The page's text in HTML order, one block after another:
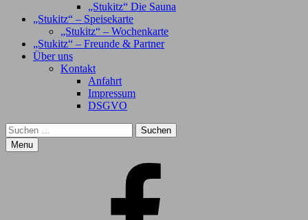
„Stukitz“ Die Sauna
„Stukitz“ – Speisekarte
„Stukitz“ – Wochenkarte
„Stukitz“ – Freunde & Partner
Über uns
Kontakt
Anfahrt
Impressum
DSGVO
Search
Suchen
nach:
Menu